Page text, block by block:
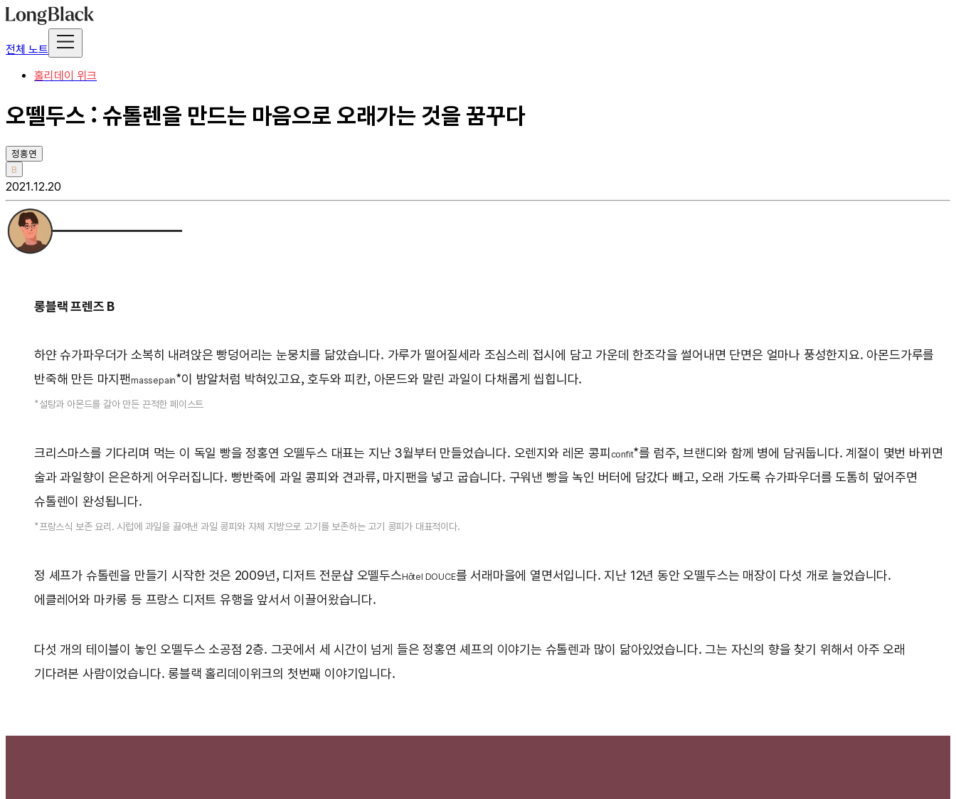
전체 노트
홀리데이 위크
오뗄두스 : 슈톨렌을 만드는 마음으로 오래가는 것을 꿈꾸다
정홍연
B
2021.12.20
롱블랙 프렌즈 B
하얀 슈가파우더가 소복히 내려앉은 빵덩어리는 눈뭉치를 닮았습니다. 가루가 떨어질세라 조심스레 접시에 담고 가운데 한조각을 썰어내면 단면은 얼마나 풍성한지요. 아몬드가루를
반죽해 만든 마지팬massepain*이 밤알처럼 박혀있고요, 호두와 피칸, 아몬드와 말린 과일이 다채롭게 씹힙니다.
*설탕과 아몬드를 갈아 만든 끈적한 페이스트
크리스마스를 기다리며 먹는 이 독일 빵을 정홍연 오뗄두스 대표는 지난 3월부터 만들었습니다. 오렌지와 레몬 콩피 confit*를 럼주, 브랜디와 함께 병에 담궈둡니다. 계절이 몇번 바뀌면
술과 과일향이 은은하게 어우러집니다. 빵반죽에 과일 콩피와 견과류, 마지팬을 넣고 굽습니다. 구워낸 빵을 녹인 버터에 담갔다 빼고, 오래 가도록 슈가파우더를 도톰히 덮어주면
슈톨렌이 완성됩니다.
*프랑스식 보존 요리. 시럽에 과일을 끓여낸 과일 콩피와 자체 지방으로 고기를 보존하는 고기 콩피가 대표적이다.
정 셰프가 슈톨렌을 만들기 시작한 것은 2009년, 디저트 전문샵 오뗄두스Hôtel DOUCE를 서래마을에 열면서입니다. 지난 12년 동안 오뗄두스는 매장이 다섯 개로 늘었습니다.
에클레어와 마카롱 등 프랑스 디저트 유행을 앞서서 이끌어왔습니다.
다섯 개의 테이블이 놓인 오뗄두스 소공점 2층. 그곳에서 세 시간이 넘게 들은 정홍연 셰프의 이야기는 슈톨렌과 많이 닮아있었습니다. 그는 자신의 향을 찾기 위해서 아주 오래
기다려본 사람이었습니다. 롱블랙 홀리데이위크의 첫번째 이야기입니다.